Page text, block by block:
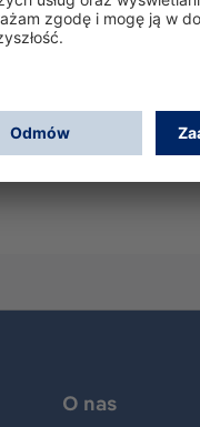
dioxide), 2.5
O nas